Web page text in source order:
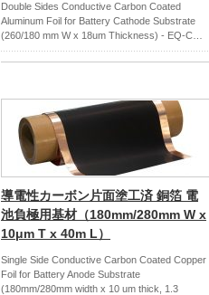
Double Sides Conductive Carbon Coated
Aluminum Foil for Battery Cathode Substrate
(260/180 mm W x 18um Thickness) - EQ-C…
導電性カーボン片面塗工済 銅箔 電
池負極用基材（180mm/280mm W x
10μm T x 40m L）
Single Side Conductive Carbon Coated Copper
Foil for Battery Anode Substrate
(180mm/280mm width x 10 um thick, 1.3